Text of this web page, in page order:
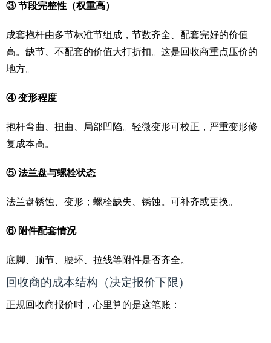
③ 节段完整性（权重高）
成套抱杆由多节标准节组成，节数齐全、配套完好的价值
高。缺节、不配套的价值大打折扣。这是回收商重点压价的
地方。
④ 变形程度
抱杆弯曲、扭曲、局部凹陷。轻微变形可校正，严重变形修
复成本高。
⑤ 法兰盘与螺栓状态
法兰盘锈蚀、变形；螺栓缺失、锈蚀。可补齐或更换。
⑥ 附件配套情况
底脚、顶节、腰环、拉线等附件是否齐全。
回收商的成本结构（决定报价下限）
正规回收商报价时，心里算的是这笔账：